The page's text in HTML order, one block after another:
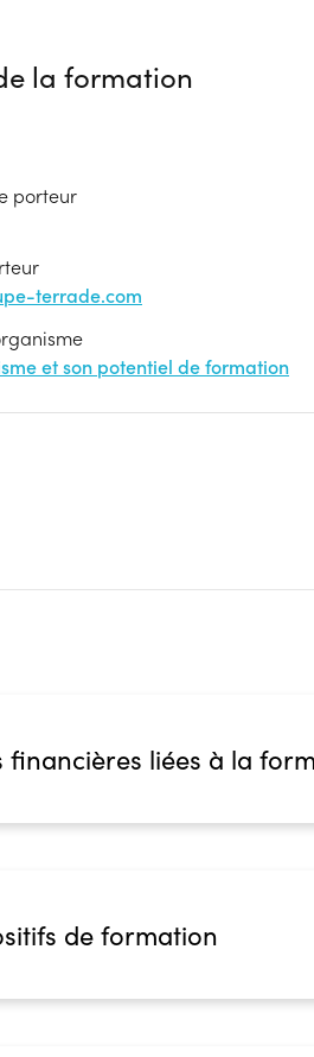
la formation
porteur
terrade.com
et son potentiel de formation
financières liées à la
de formation